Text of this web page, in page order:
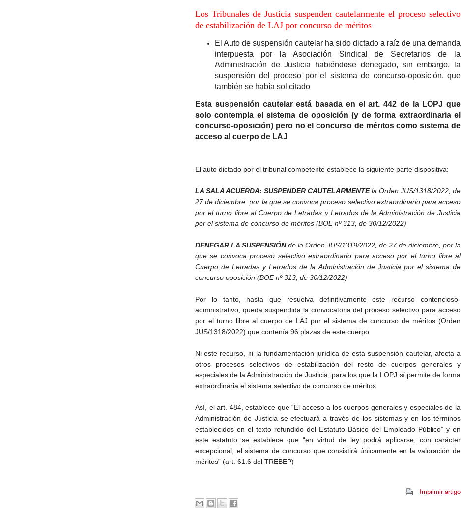
Los Tribunales de Justicia suspenden cautelarmente el proceso selectivo
de estabilización de LAJ por concurso de méritos
El Auto de suspensión cautelar ha sido dictado a raíz de una demanda
interpuesta por la Asociación Sindical de Secretarios de la
Administración de Justicia habiéndose denegado, sin embargo, la
suspensión del proceso por el sistema de concurso-oposición, que
también se había solicitado
Esta suspensión cautelar está basada en el art. 442 de la LOPJ que
solo contempla el sistema de oposición (y de forma extraordinaria el
concurso-oposición) pero no el concurso de méritos como sistema de
acceso al cuerpo de LAJ
El auto dictado por el tribunal competente establece la siguiente parte dispositiva:
LA SALA ACUERDA: SUSPENDER CAUTELARMENTEla Orden JUS/1318/2022, de
27 de diciembre, por la que se convoca proceso selectivo extraordinario para acceso
por el turno libre al Cuerpo de Letradas y Letrados de la Administración de Justicia
por el sistema de concurso de méritos (BOE nº 313, de 30/12/2022)
DENEGAR LA SUSPENSIÓNde la Orden JUS/1319/2022, de 27 de diciembre, por la
que se convoca proceso selectivo extraordinario para acceso por el turno libre al
Cuerpo de Letradas y Letrados de la Administración de Justicia por el sistema de
concurso oposición (BOE nº 313, de 30/12/2022)
Por lo tanto, hasta que resuelva definitivamente este recurso contencioso-
administrativo, queda suspendida la convocatoria del proceso selectivo para acceso
por el turno libre al cuerpo de LAJ por el sistema de concurso de méritos (Orden
JUS/1318/2022) que contenía 96 plazas de este cuerpo
Ni este recurso, ni la fundamentación jurídica de esta suspensión cautelar, afecta a
otros procesos selectivos de estabilización del resto de cuerpos generales y
especiales de la Administración de Justicia, para los que la LOPJ sí permite de forma
extraordinaria el sistema selectivo de concurso de méritos
Así, el art. 484, establece que “El acceso a los cuerpos generales y especiales de la
Administración de Justicia se efectuará a través de los sistemas y en los términos
establecidos en el texto refundido del Estatuto Básico del Empleado Público” y en
este estatuto se establece que “en virtud de ley podrá aplicarse, con carácter
excepcional, el sistema de concurso que consistirá únicamente en la valoración de
méritos” (art. 61.6 del TREBEP)
Imprimir artigo